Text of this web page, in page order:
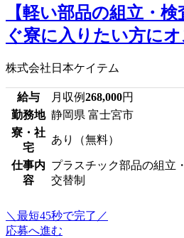
【軽い部品の組立・
ぐ寮に入りたい方に
株式会社日本ケイテム
給与 月収例268,000円
勤務地 静岡県 富士宮市
寮・社
宅
あり（無料）
仕事内
容
プラスチック部品の組立
交替制
＼最短45秒で完了／
応募へ進む